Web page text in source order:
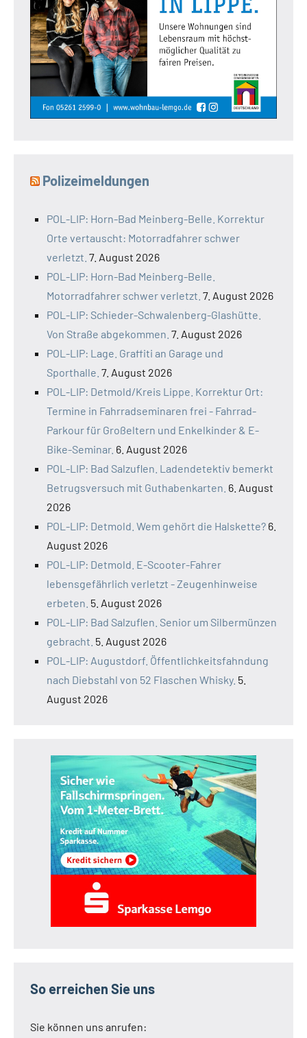
Polizeimeldungen
POL-LIP: Horn-Bad Meinberg-Belle. Korrektur
Orte vertauscht: Motorradfahrer schwer
verletzt. 7. August 2026
POL-LIP: Horn-Bad Meinberg-Belle.
Motorradfahrer schwer verletzt. 7. August 2026
POL-LIP: Schieder-Schwalenberg-Glashütte.
Von Straße abgekommen. 7. August 2026
POL-LIP: Lage. Graffiti an Garage und
Sporthalle. 7. August 2026
POL-LIP: Detmold/Kreis Lippe. Korrektur Ort:
Termine in Fahrradseminaren frei - Fahrrad-
Parkour für Großeltern und Enkelkinder & E-
Bike-Seminar. 6. August 2026
POL-LIP: Bad Salzuflen. Ladendetektiv bemerkt
Betrugsversuch mit Guthabenkarten. 6. August
2026
POL-LIP: Detmold. Wem gehört die Halskette? 6.
August 2026
POL-LIP: Detmold. E-Scooter-Fahrer
lebensgefährlich verletzt - Zeugenhinweise
erbeten. 5. August 2026
POL-LIP: Bad Salzuflen. Senior um Silbermünzen
gebracht. 5. August 2026
POL-LIP: Augustdorf. Öffentlichkeitsfahndung
nach Diebstahl von 52 Flaschen Whisky. 5.
August 2026
So erreichen Sie uns
Sie können uns anrufen: